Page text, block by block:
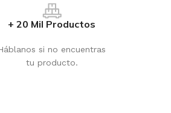
+ 20 Mil Productos
si no encuentras
tu producto.